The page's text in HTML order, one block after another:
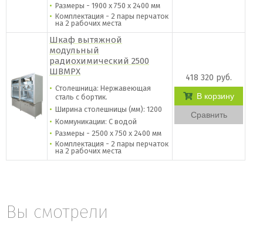
Размеры - 1900 х 750 х 2400 мм
Комплектация - 2 пары перчаток
на 2 рабочих места
Шкаф вытяжной
модульный
радиохимический 2500
ШВМРХ
Столешница: Нержавеющая
сталь c бортик.
Ширина столешницы (мм): 1200
Коммуникации: С водой
Размеры - 2500 х 750 х 2400 мм
Комплектация - 2 пары перчаток
на 2 рабочих места
418 320 руб.
В корзину
Сравнить
Вы смотрели